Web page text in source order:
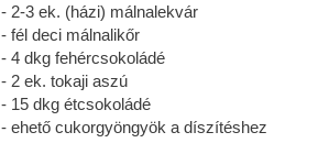
- 2-3 ek. (házi) málnalekvár
- fél deci málnalikőr
- 4 dkg fehércsokoládé
- 2 ek. tokaji aszú
- 15 dkg étcsokoládé
- ehető cukorgyöngyök a díszítéshez